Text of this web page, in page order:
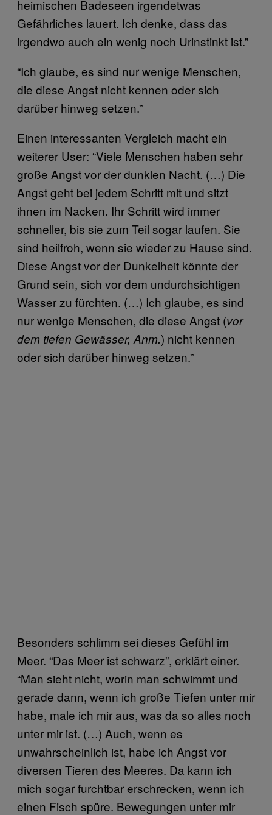
heimischen Badeseen irgendetwas
Gefährliches lauert. Ich denke, dass das
irgendwo auch ein wenig noch Urinstinkt ist.”
“Ich glaube, es sind nur wenige Menschen,
die diese Angst nicht kennen oder sich
darüber hinweg setzen.”
Einen interessanten Vergleich macht ein
weiterer User: “Viele Menschen haben sehr
große Angst vor der dunklen Nacht. (…) Die
Angst geht bei jedem Schritt mit und sitzt
ihnen im Nacken. Ihr Schritt wird immer
schneller, bis sie zum Teil sogar laufen. Sie
sind heilfroh, wenn sie wieder zu Hause sind.
Diese Angst vor der Dunkelheit könnte der
Grund sein, sich vor dem undurchsichtigen
Wasser zu fürchten. (…) Ich glaube, es sind
nur wenige Menschen, die diese Angst (vor
dem tiefen Gewässer, Anm.) nicht kennen
oder sich darüber hinweg setzen.”
Besonders schlimm sei dieses Gefühl im
Meer. “Das Meer ist schwarz”, erklärt einer.
“Man sieht nicht, worin man schwimmt und
gerade dann, wenn ich große Tiefen unter mir
habe, male ich mir aus, was da so alles noch
unter mir ist. (…) Auch, wenn es
unwahrscheinlich ist, habe ich Angst vor
diversen Tieren des Meeres. Da kann ich
mich sogar furchtbar erschrecken, wenn ich
einen Fisch spüre. Bewegungen unter mir